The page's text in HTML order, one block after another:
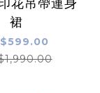
花吊帶連身
裙